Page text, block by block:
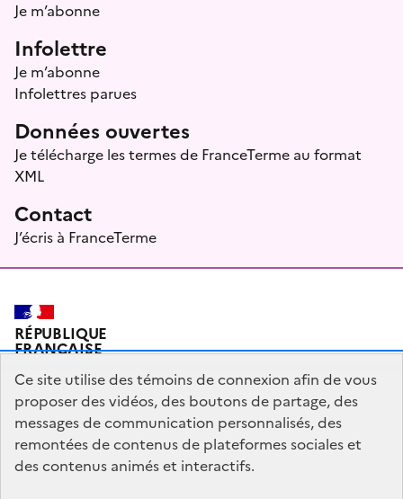
Je m’abonne
Infolettre
Je m’abonne
Infolettres parues
Données ouvertes
Je télécharge les termes de FranceTerme au format
XML
Contact
J’écris à FranceTerme
RÉPUBLIQUE
FRANÇAISE
Plan du site Mentions légales Qui sommes-nous ?
Partagez votre expérience pour améliorer les services
Ce site utilise des témoins de connexion afin de vous
proposer des vidéos, des boutons de partage, des
messages de communication personnalisés, des
remontées de contenus de plateformes sociales et
des contenus animés et interactifs.